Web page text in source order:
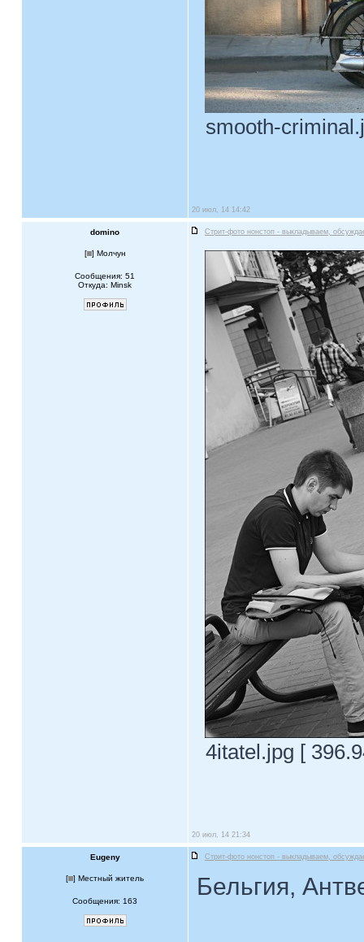
smooth-
20 июл, 14 14:42
domino Стрит-фото нонстоп - выкладываем,
[ ] Молчун
Сообщения: 51
Откуда: Minsk
4itatel.jpg [
20 июл, 14 21:34
Eugeny Стрит-фото нонстоп - выкладываем,
[ ] Местный житель
Сообщения: 163
Бельгия,